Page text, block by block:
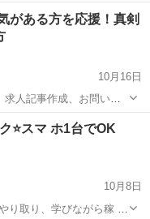
がある方を応援！真剣
10月16日
人記事作成、お問い合
安心
して報 酬 U P！が見込
ャンペーン SNS
⭐️スマ ホ1台でOK
10月8日